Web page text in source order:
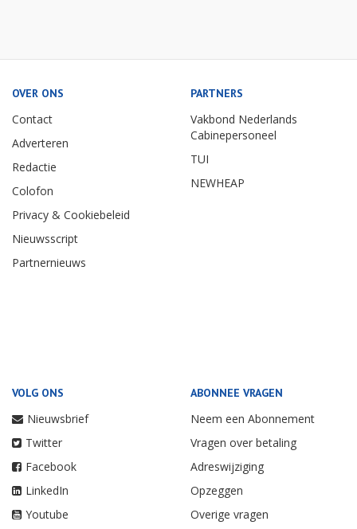
OVER ONS
Contact
Adverteren
Redactie
Colofon
Privacy & Cookiebeleid
Nieuwsscript
Partnernieuws
PARTNERS
Vakbond Nederlands
Cabinepersoneel
TUI
NEWHEAP
VOLG ONS
Nieuwsbrief
Twitter
Facebook
LinkedIn
Youtube
ABONNEE VRAGEN
Neem een Abonnement
Vragen over betaling
Adreswijziging
Opzeggen
Overige vragen